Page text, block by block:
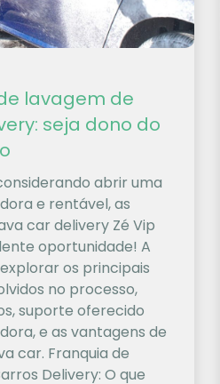
lavagem de
seja dono do
abrir uma
e rentável, as
car delivery Zé Vip
oportunidade! A
os principais
no processo,
suporte oferecido
e as vantagens de
car. Franquia de
Delivery: O que